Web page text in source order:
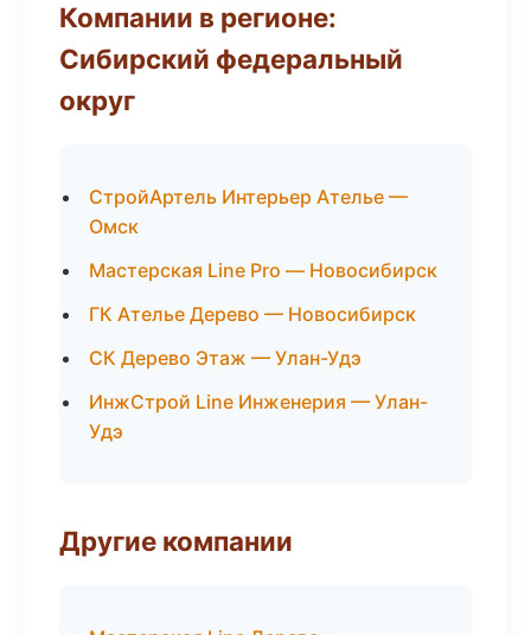
Компании в регионе:
Сибирский федеральный
округ
СтройАртель Интерьер Ателье —
Омск
Мастерская Line Pro — Новосибирск
ГК Ателье Дерево — Новосибирск
СК Дерево Этаж — Улан-Удэ
ИнжСтрой Line Инженерия — Улан-
Удэ
Другие компании